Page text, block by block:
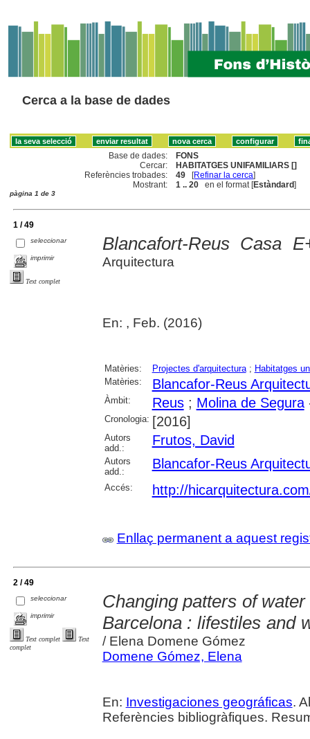
Cerca a la base de dades
Base de dades:
FONS
Cercar:
HABITATGES UNIFAMILIARS []
Referències trobades:
49 [Refinar la cerca]
Mostrant:
1 .. 20 en el format [Estàndard]
pàgina 1 de 3
1 / 49
seleccionar
imprimir
Text complet
Blancafort-Reus Casa
Arquitectura
En: , Feb. (2016)
Matèries: Projectes d'arquitectura; Habitatges
Matèries:
Blancafor-Reus
Àmbit: Reus; Molina de Segura
Cronologia: [2016]
Autors
add.:
Frutos, David
Autors
add.:
Blancafor-Reus
Accés: http://
Enllaç permanent a aquest
2 / 49
seleccionar
imprimir
Text complet
Text
complet
Changing patters of
Barcelona : lifestiles and
/ Elena Domene Gómez
Domene Gómez, Elena
En: Investigaciones geográficas.
Referències bibliogràfiques.